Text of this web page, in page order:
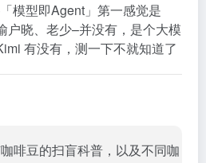
模型即Agent」第一感觉是
户晓、老少–并没有，是个大模
有没有，测一下不就知道了
啡豆的扫盲科普，以及不同咖